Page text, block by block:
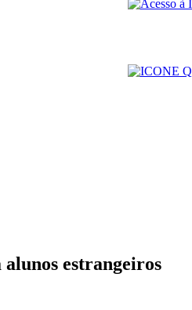
estrangeiros